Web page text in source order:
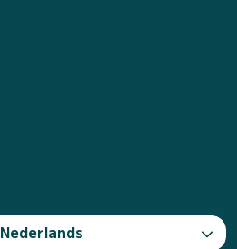
Nederlands